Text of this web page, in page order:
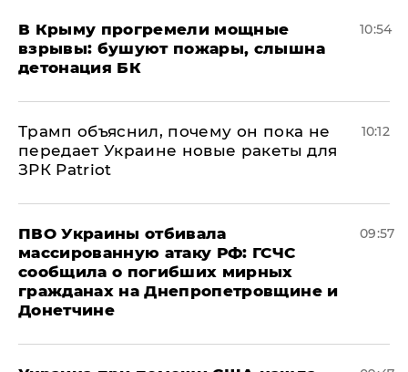
В Крыму прогремели мощные
взрывы: бушуют пожары, слышна
детонация БК
10:54
Трамп объяснил, почему он пока не
передает Украине новые ракеты для
ЗРК Patriot
10:12
ПВО Украины отбивала
массированную атаку РФ: ГСЧС
сообщила о погибших мирных
гражданах на Днепропетровщине и
Донетчине
09:57